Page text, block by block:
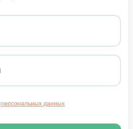
персональных данных